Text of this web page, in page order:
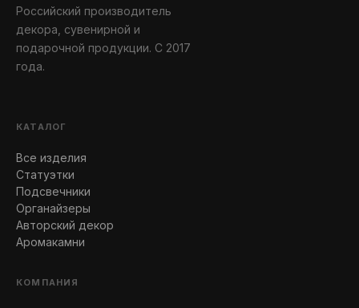
Российский производитель
декора, сувенирной и
подарочной продукции. С 2017
года.
КАТАЛОГ
Все изделия
Статуэтки
Подсвечники
Органайзеры
Авторский декор
Аромакамни
КОМПАНИЯ